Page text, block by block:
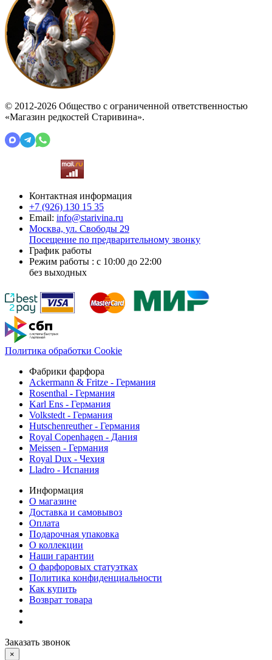
© 2012-2026 Общество с ограниченной ответственностью
«Магазин редкостей Старивина».
Контактная информация
+7 (926) 130 15 35
Email: info@starivina.ru
Москва, ул. Свободы 29
Посещение по предварительному звонку
График работы
Режим работы : с 10:00 до 22:00
без выходных
Политика обработки Cookie
Фабрики фарфора
Ackermann & Fritze - Германия
Rosenthal - Германия
Karl Ens - Германия
Volkstedt - Германия
Hutschenreuther - Германия
Royal Copenhagen - Дания
Meissen - Германия
Royal Dux - Чехия
Lladro - Испания
Информация
О магазине
Доставка и самовывоз
Оплата
Подарочная упаковка
О коллекции
Наши гарантии
О фарфоровых статуэтках
Политика конфиденциальности
Как купить
Возврат товара
Заказать звонок
×